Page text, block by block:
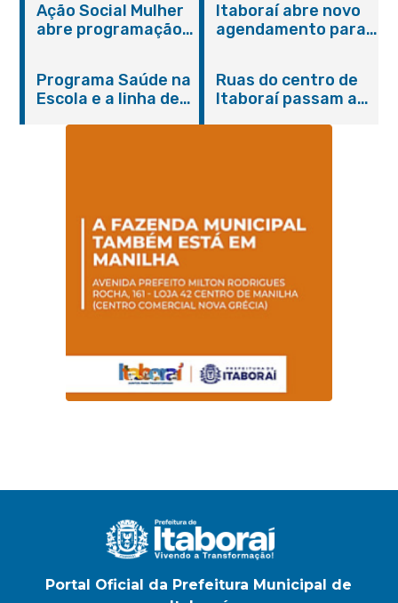
Ação Social Mulher
abre programação
serviços gratuitos e
orientações
Itaboraí abre novo
agendamento para
Programa Saúde na
Escola e a linha de
Magalhães Seabra
Ruas do centro de
Itaboraí passam a
Portal Oficial da Prefeitura Municipal de